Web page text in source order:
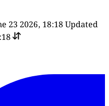
23 2026, 18:18Updated